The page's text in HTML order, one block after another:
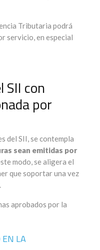
Tributaria podrá
servicio, en especial
con
por
del SII, se contempla
sean emitidas por
modo, se aligera el
que soportar una vez
EN LA